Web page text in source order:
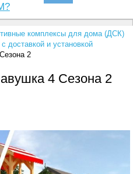
комплексы для дома (ДСК)
доставкой и установкой
2
4 Cезона 2